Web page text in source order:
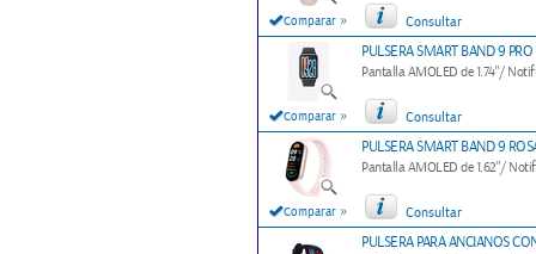
Comparar » Consultar
Comparar »
PULSERA SMART BAND 9
Pantalla AMOLED de 1.74"/
Consultar
Comparar »
PULSERA SMART BAND 9
Pantalla AMOLED de 1.62"/
Consultar
PULSERA PARA ANCIANOS